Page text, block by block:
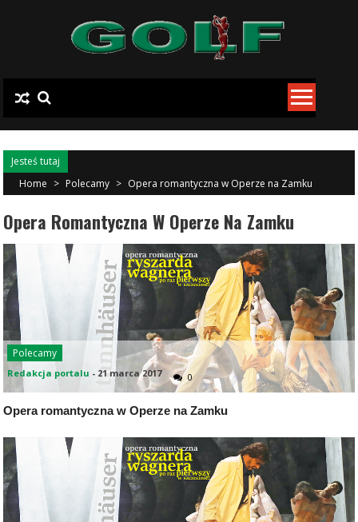
Jesteś tutaj
Home > Polecamy > Opera romantyczna w Operze na Zamku
Opera Romantyczna W Operze Na Zamku
Polecamy
Redakcja portalu - 21 marca 2017 0
Opera romantyczna w Operze na Zamku